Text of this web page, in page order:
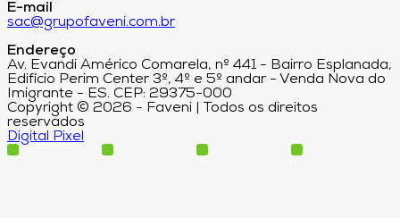
E-mail
sac@grupofaveni.com.br
Endereço
Av. Evandi Américo Comarela, nº 441 - Bairro Esplanada,
Edifício Perim Center 3º, 4º e 5º andar - Venda Nova do
Imigrante - ES. CEP: 29375-000
Copyright © 2026 - Faveni | Todos os direitos
reservados
Digital Pixel